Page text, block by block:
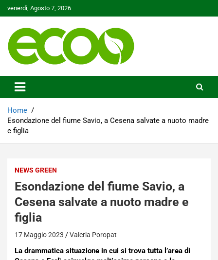
to
venerdì, Agosto 7, 2026
Ecoo.it
Home
Esondazione del fiume Savio, a Cesena salvate a nuoto madre
e figlia
NEWS GREEN
Esondazione del fiume Savio, a
Cesena salvate a nuoto madre e
figlia
17 Maggio 2023 Valeria Poropat
La drammatica situazione in cui si trova tutta l’area di